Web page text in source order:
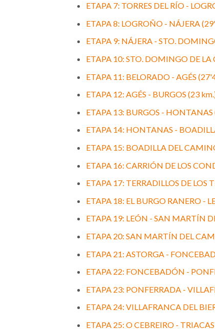
ETAPA 7: TORRES DEL RÍO -
ETAPA 8: LOGROÑO - NÁJERA
ETAPA 9: NÁJERA - STO.
ETAPA 10: STO. DOMINGO DE
ETAPA 11: BELORADO - AGÉS
ETAPA 12: AGÉS - BURGOS (23
ETAPA 13: BURGOS - HONTANAS
ETAPA 14: HONTANAS -
ETAPA 15: BOADILLA DEL
ETAPA 16: CARRIÓN DE LOS
ETAPA 17: TERRADILLOS DE LOS
ETAPA 18: EL BURGO RANERO -
ETAPA 19: LEÓN - SAN MARTÍN
ETAPA 20: SAN MARTÍN DEL
ETAPA 21: ASTORGA -
ETAPA 22: FONCEBADÓN -
ETAPA 23: PONFERRADA -
ETAPA 24: VILLAFRANCA DEL
ETAPA 25: O CEBREIRO -